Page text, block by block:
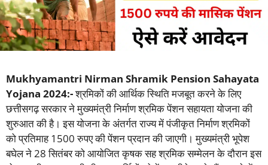
Mukhyamantri Nirman Shramik Pension Sahayata
Yojana 2024:-श्रमिकों की आर्थिक स्थिति मजबूत करने के लिए
छत्तीसगढ़ सरकार ने मुख्यमंत्री निर्माण श्रमिक पेंशन सहायता योजना की
शुरुआत की है। इस योजना के अंतर्गत राज्य में पंजीकृत निर्माण श्रमिकों
को प्रतिमाह 1500 रुपए की पेंशन प्रदान की जाएगी। मुख्यमंत्री भूपेश
बघेल ने 28 सितंबर को आयोजित कृषक सह श्रमिक सम्मेलन के दौरान इस